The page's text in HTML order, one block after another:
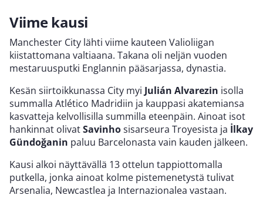
Viime kausi
Manchester City lähti viime kauteen Valioliigan
kiistattomana valtiaana. Takana oli neljän vuoden
mestaruusputki Englannin pääsarjassa, dynastia.
Kesän siirtoikkunassa City myi Julián Alvarezin isolla
summalla Atlético Madridiin ja kauppasi akatemiansa
kasvatteja kelvollisilla summilla eteenpäin. Ainoat isot
hankinnat olivatSavinhosisarseura Troyesista ja İlkay
Gündoğanin paluu Barcelonasta vain kauden jälkeen.
Kausi alkoi näyttävällä 13 ottelun tappiottomalla
putkella, jonka ainoat kolme pistemenetystä tulivat
Arsenalia, Newcastlea ja Internazionalea vastaan.